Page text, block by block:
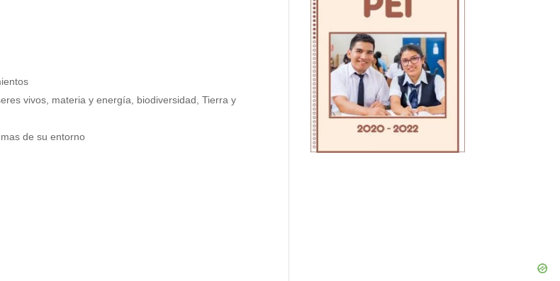
vivos, materia y energía, biodiversidad, Tierra y
de su entorno